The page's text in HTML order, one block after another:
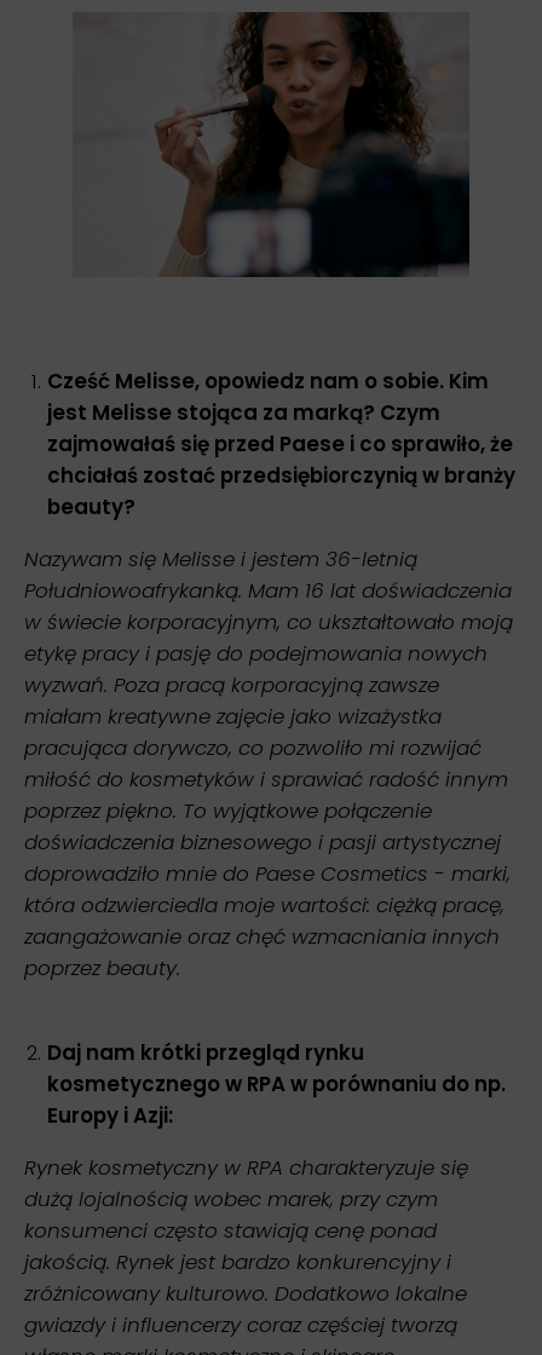
Cześć Melisse, opowiedz nam o sobie. Kim
jest Melisse stojąca za marką? Czym
zajmowałaś się przed Paese i co sprawiło, że
chciałaś zostać przedsiębiorczynią w branży
beauty?
Nazywam się Melisse i jestem 36-letnią
Południowoafrykanką. Mam 16 lat doświadczenia
w świecie korporacyjnym, co ukształtowało moją
etykę pracy i pasję do podejmowania nowych
wyzwań. Poza pracą korporacyjną zawsze
miałam kreatywne zajęcie jako wizażystka
pracująca dorywczo, co pozwoliło mi rozwijać
miłość do kosmetyków i sprawiać radość innym
poprzez piękno. To wyjątkowe połączenie
doświadczenia biznesowego i pasji artystycznej
doprowadziło mnie do Paese Cosmetics - marki,
która odzwierciedla moje wartości: ciężką pracę,
zaangażowanie oraz chęć wzmacniania innych
poprzez beauty.
Daj nam krótki przegląd rynku
kosmetycznego w RPA w porównaniu do np.
Europy i Azji:
Rynek kosmetyczny w RPA charakteryzuje się
dużą lojalnością wobec marek, przy czym
konsumenci często stawiają cenę ponad
jakością. Rynek jest bardzo konkurencyjny i
zróżnicowany kulturowo. Dodatkowo lokalne
gwiazdy i influencerzy coraz częściej tworzą